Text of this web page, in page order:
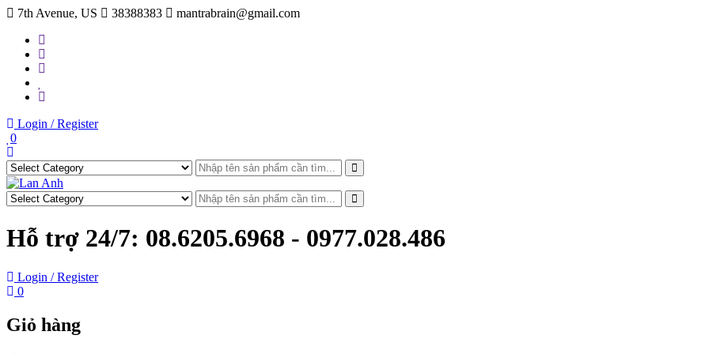
Skip
content
7th Avenue, US 38388383 mantrabrain@gmail.com
Login / Register
0
Search
Search
Hỗ trợ 24/7: 08.6205.6968 - 0977.028.486
Login / Register
0
Giỏ hàng